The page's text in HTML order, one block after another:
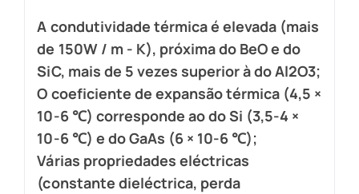
A condutividade térmica é elevada (mais
de 150W / m - K), próxima do BeO e do
SiC, mais de 5 vezes superior à do Al2O3;
O coeficiente de expansão térmica (4,5 ×
10-6 ℃) corresponde ao do Si (3,5-4 ×
10-6 ℃) e do GaAs (6 × 10-6 ℃);
Várias propriedades eléctricas
(constante dieléctrica, perda